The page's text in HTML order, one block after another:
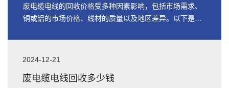
废电缆电线的回收价格受多种因素影响，包括市场需求、
铜或铝的市场价格、线材的质量以及地区差异。以下是关
2024-12-21
废电缆电线回收多少钱